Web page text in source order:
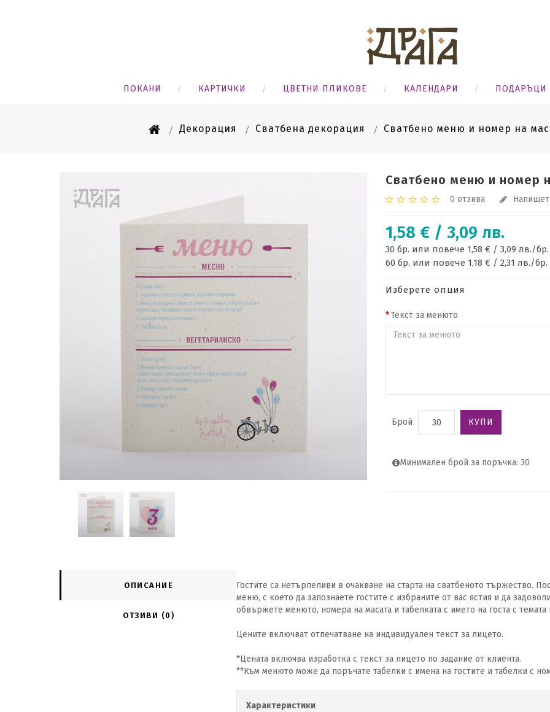
ПОКАНИ КАРТИЧКИ ЦВЕТНИ ПЛИКОВЕ КАЛЕНДАРИ ПОДАРЪЦИ
Декорация Сватбена декорация Сватбено меню и номер на маса
Сватбено меню и номер на
0 отзива
1,58 € / 3,09 лв.
30 бр. или повече 1,58 € / 3,09 лв./бр.
60 бр. или повече 1,18 € / 2,31 лв./бр.
Изберете опция
Текст за менюто
Брой КУПИ
Минимален брой за поръчка: 30
ОПИСАНИЕ
ОТЗИВИ (0)
Гостите са нетърпеливи в очакване на старта на сватбеното тържество.
меню, с което да запознаете гостите с избраните от вас ястия и да
обвържете менюто, номера на масата и табелката с името на госта с темата
Цените включват отпечатване на индивидуален текст за лицето.
*Цената включва изработка с текст за лицето по задание от клиента.
**Към менюто може да поръчате табелки с имена на гостите и табелки с
Характеристики